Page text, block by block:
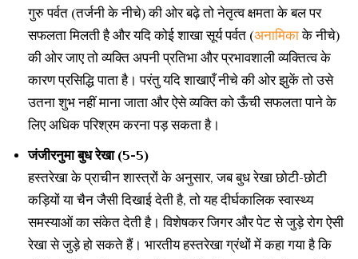
गुरु पर्वत (तर्जनी के नीचे) की ओर बढ़े तो नेतृत्व क्षमता के बल पर
सफलता मिलती है और यदि कोई शाखा सूर्य पर्वत (अनामिकाके नीचे)
की ओर जाए तो व्यक्ति अपनी प्रतिभा और प्रभावशाली व्यक्तित्व के
कारण प्रसिद्धि पाता है। परंतु यदि शाखाएँ नीचे की ओर झुकें तो उसे
उतना शुभ नहीं माना जाता और ऐसे व्यक्ति को ऊँची सफलता पाने के
लिए अधिक परिश्रम करना पड़ सकता है।
जंजीरनुमा बुध रेखा (5-5)
हस्तरेखा के प्राचीन शास्त्रों के अनुसार, जब बुध रेखा छोटी-छोटी
कड़ियों या चैन जैसी दिखाई देती है, तो यह दीर्घकालिक स्वास्थ्य
समस्याओं का संकेत देती है। विशेषकर जिगर और पेट से जुड़े रोग ऐसी
रेखा से जुड़े हो सकते हैं। भारतीय हस्तरेखा ग्रंथों में कहा गया है कि